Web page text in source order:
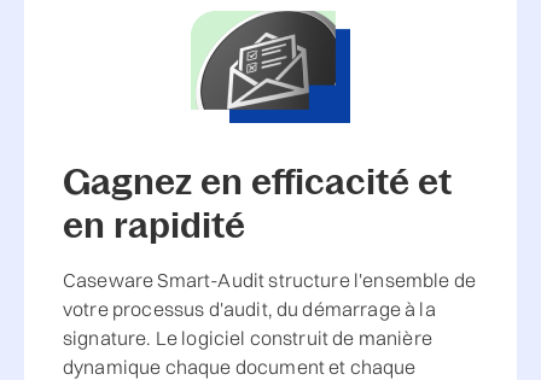
Gagnez en efficacité et
en rapidité
Caseware Smart-Audit structure l'ensemble de
votre processus d'audit, du démarrage à la
signature. Le logiciel construit de manière
dynamique chaque document et chaque